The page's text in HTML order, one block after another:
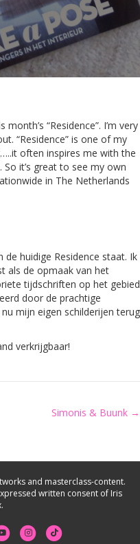
“Residence”. I’m very
“Residence” is one of my
often inspires me with the
it’s great to see my own
in The Netherlands
huidige Residence staat. Ik
als de opmaak van het
tijdschriften op het gebied
door de prachtige
mijn eigen schilderijen terug
verkrijgbaar!
Simonis & Buunk →
and masterclass-content.
written consent of Iris
YoutubeInstagramTiktok